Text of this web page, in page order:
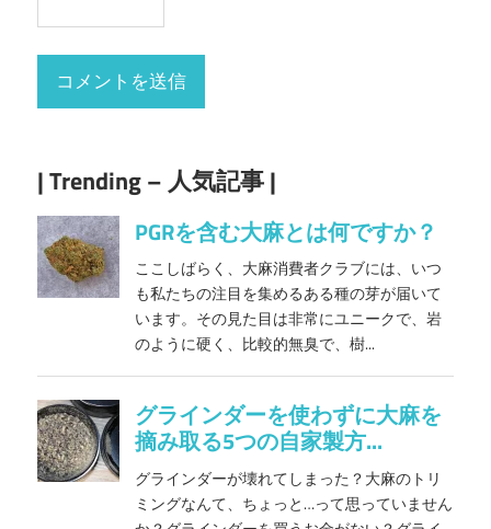
| Trending – 人気記事 |